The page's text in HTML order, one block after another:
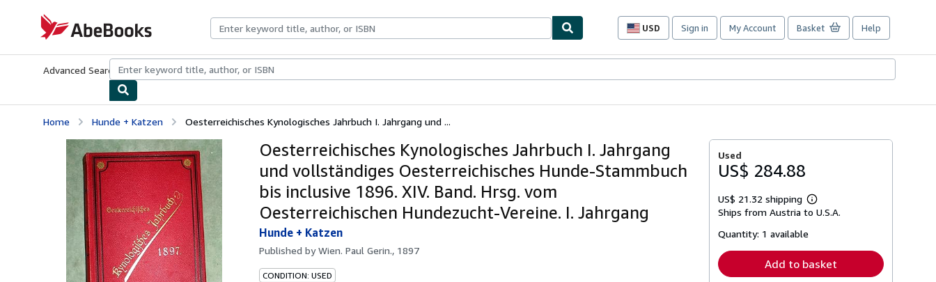
AbeBooks.com
USD
Site
preferences
Sign in My Account Basket Help
Advanced Search Browse CollectionsRare BooksArt & Collectibles
Home Hunde + Katzen Oesterreichisches Kynologisches Jahrbuch I. Jahrgang und ...
Oesterreichisches Kynologisches Jahrbuch I. Jahrgang
und vollständiges Oesterreichisches Hunde-Stammbuch
bis inclusive 1896. XIV. Band. Hrsg. vom
Oesterreichischen Hundezucht-Vereine. I. Jahrgang
Hunde + Katzen
Published byWien. Paul Gerin., 1897
CONDITION: USED
Used
US$ 284.88
US$ 21.32 shipping
Learn
more
Ships from Austria to U.S.A.
Quantity: 1 available
Add to basket